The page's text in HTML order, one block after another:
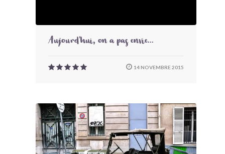
Aujourd'hui, on a pas envie...
14 NOVEMBRE 2015